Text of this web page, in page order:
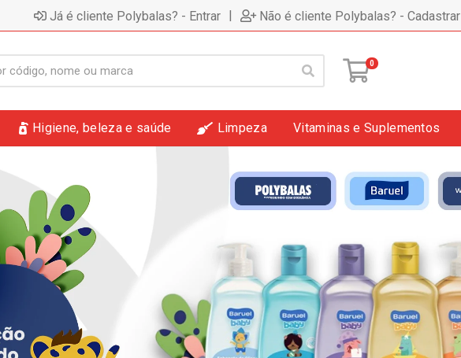
Já é cliente Polybalas? - Entrar | Não é cliente Polybalas? - Cadastrar
0
Higiene, beleza e saúde Limpeza Vitaminas e Suplementos